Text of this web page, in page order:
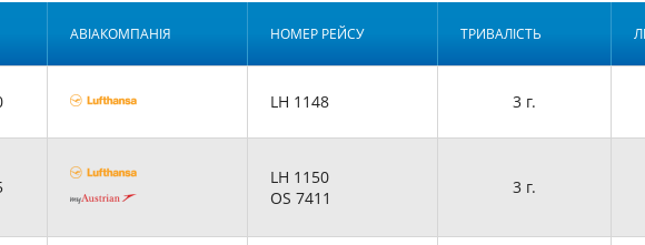
АВІАКОМПАНІЯ НОМЕР РЕЙСУ ТРИВАЛІСТЬ
LH 1148 3 г.
LH 1150
OS 7411
3 г.